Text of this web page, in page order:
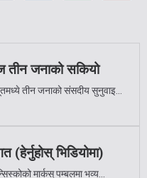
जनाको सकियो
तीन जनाको संसदीय सुनुवाइ...
(हेर्नुहोस् भिडियोमा)
मार्कस् पम्बलमा भव्य...